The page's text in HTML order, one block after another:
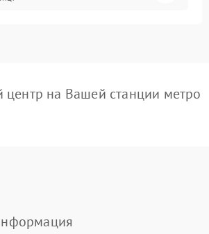
на Вашей станции метро